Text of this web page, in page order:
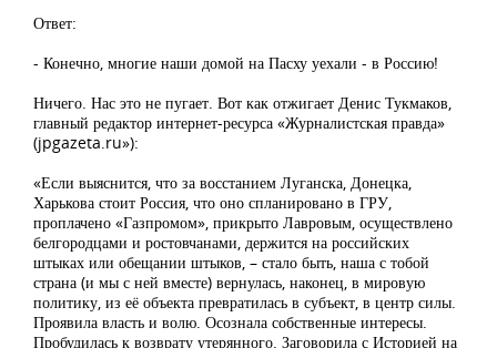
Ответ:
- Конечно, многие наши домой на Пасху уехали - в Россию!
Ничего. Нас это не пугает. Вот как отжигает Денис Тукмаков,
главный редактор интернет-ресурса «Журналистская правда»
(jpgazeta.ru»):
«Если выяснится, что за восстанием Луганска, Донецка,
Харькова стоит Россия, что оно спланировано в ГРУ,
проплачено «Газпромом», прикрыто Лавровым, осуществлено
белгородцами и ростовчанами, держится на российских
штыках или обещании штыков, – стало быть, наша с тобой
страна (и мы с ней вместе) вернулась, наконец, в мировую
политику, из её объекта превратилась в субъект, в центр силы.
Проявила власть и волю. Осознала собственные интересы.
Пробудилась к возврату утерянного. Заговорила с Историей на